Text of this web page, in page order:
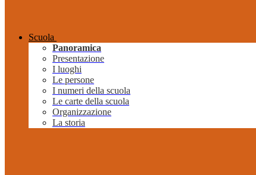
Scuola
Panoramica
Presentazione
I luoghi
Le persone
I numeri della scuola
Le carte della scuola
Organizzazione
La storia